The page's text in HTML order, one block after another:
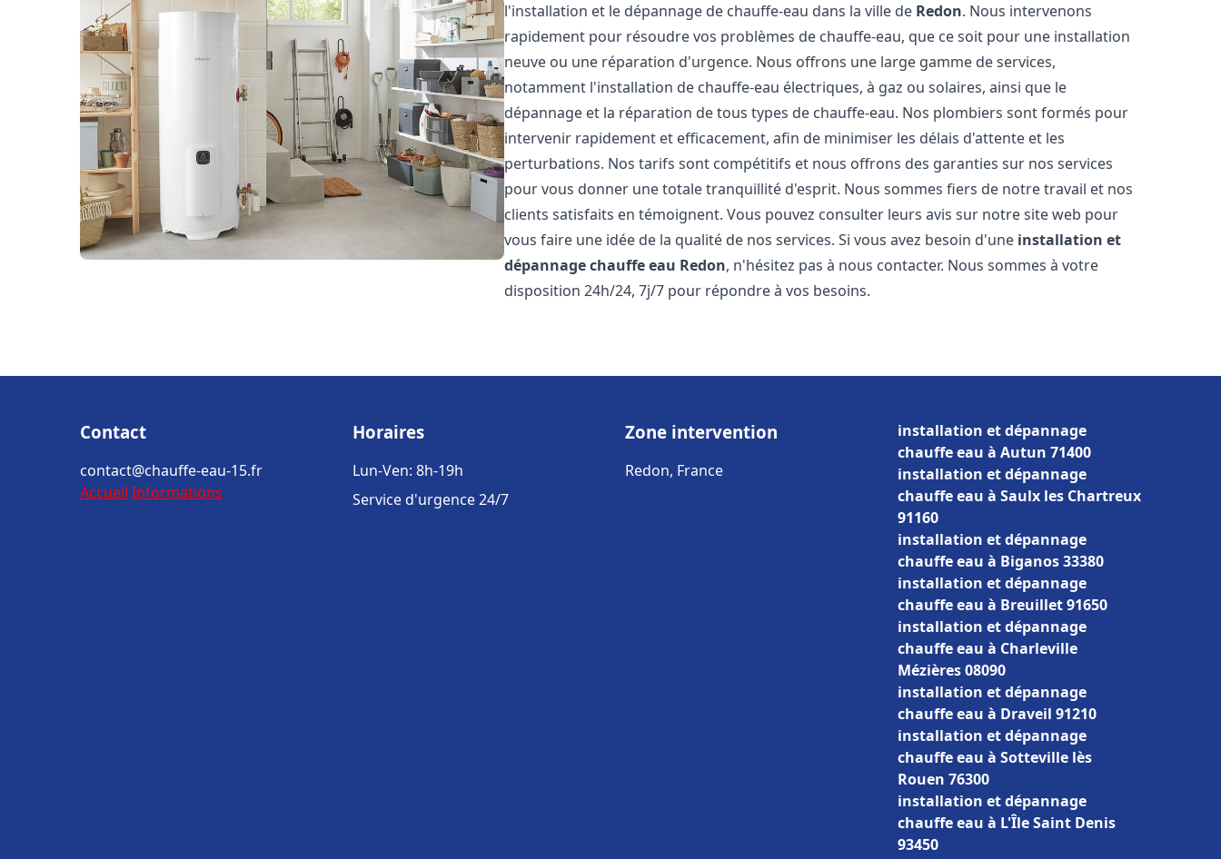
l'installation et le dépannage de chauffe-eau dans la ville de Redon. Nous intervenons
rapidement pour résoudre vos problèmes de chauffe-eau, que ce soit pour une installation
neuve ou une réparation d'urgence. Nous offrons une large gamme de services,
notamment l'installation de chauffe-eau électriques, à gaz ou solaires, ainsi que le
dépannage et la réparation de tous types de chauffe-eau. Nos plombiers sont formés pour
intervenir rapidement et efficacement, afin de minimiser les délais d'attente et les
perturbations. Nos tarifs sont compétitifs et nous offrons des garanties sur nos services
pour vous donner une totale tranquillité d'esprit. Nous sommes fiers de notre travail et nos
clients satisfaits en témoignent. Vous pouvez consulter leurs avis sur notre site web pour
vous faire une idée de la qualité de nos services. Si vous avez besoin d'une installation et
dépannage chauffe eau Redon, n'hésitez pas à nous contacter. Nous sommes à votre
disposition 24h/24, 7j/7 pour répondre à vos besoins.
Contact
contact@chauffe-eau-15.fr
Accueil Informations
Horaires
Lun-Ven: 8h-19h
Service d'urgence 24/7
Zone intervention
Redon, France
installation et dépannage
chauffe eau à Autun 71400
installation et dépannage
chauffe eau à Saulx les Chartreux
91160
installation et dépannage
chauffe eau à Biganos 33380
installation et dépannage
chauffe eau à Breuillet 91650
installation et dépannage
chauffe eau à Charleville
Mézières 08090
installation et dépannage
chauffe eau à Draveil 91210
installation et dépannage
chauffe eau à Sotteville lès
Rouen 76300
installation et dépannage
chauffe eau à L'Île Saint Denis
93450